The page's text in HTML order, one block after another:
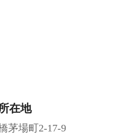
在地
茅場町2-17-9